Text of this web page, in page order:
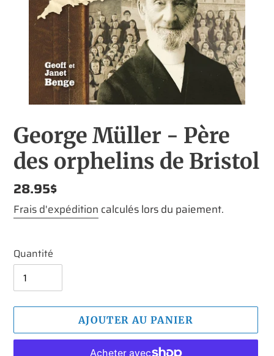
George Müller - Père
des orphelins de Bristol
Prix
normal
28.95$
Frais d'expédition calculés lors du paiement.
Quantité
AJOUTER AU PANIER